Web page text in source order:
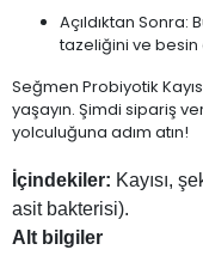
Açıldıktan
tazeliğini ve
Seğmen Probiyotik
yaşayın. Şimdi sipariş
yolculuğuna adım atın!
İçindekiler: Kayısı,
asit bakterisi).
Alt bilgiler